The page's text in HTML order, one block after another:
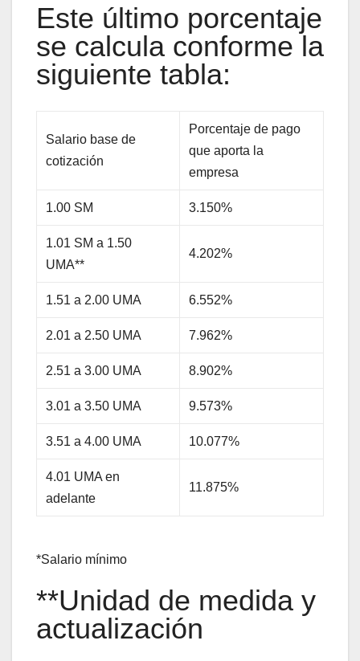
Este último porcentaje
se calcula conforme la
siguiente tabla:
Salario base de
cotización
Porcentaje de pago
que aporta la
empresa
1.00 SM 3.150%
1.01 SM a 1.50
UMA**
4.202%
1.51 a 2.00 UMA 6.552%
2.01 a 2.50 UMA 7.962%
2.51 a 3.00 UMA 8.902%
3.01 a 3.50 UMA 9.573%
3.51 a 4.00 UMA 10.077%
4.01 UMA en
adelante
11.875%
*Salario mínimo
**Unidad de medida y
actualización